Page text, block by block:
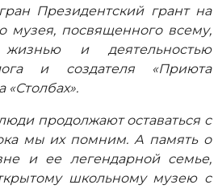
Президентский грант на
музея, посвященного всему,
и деятельностью
и создателя «Приюта
«Столбах».
продолжают оставаться с
мы их помним. А память о
и ее легендарной семье,
школьному музею с